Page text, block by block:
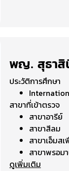
พญ. สุธาสิ
ประวัติการศึกษา
สาขาที่เข้าตรวจ
สาขาอารีย์
สาขาสีลม
สาขาเอ็มส
สาขาพรอม
ดูเพิ่มเติม